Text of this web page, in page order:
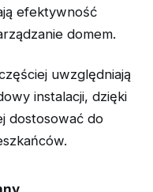
efektywność
domem.
uwzględniają
instalacji, dzięki
dostosować do